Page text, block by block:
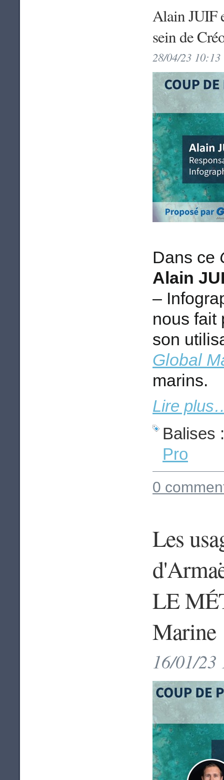
Alain JUIF
sein de
28/04/23 10:13
Dans ce
Alain
–
nous fait
son
Global
marins.
Lire
Balises
Pro
0
Les
LE
Marine
16/01/23